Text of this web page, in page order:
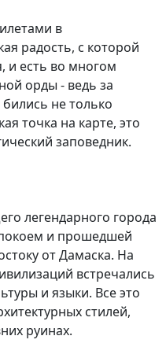
в
радость, с которой
и есть во многом
орды - ведь за
не только
точка на карте, это
заповедник.
легендарного города
и прошедшей
от Дамаска. На
встречались
и языки. Все это
стилей,
руинах.